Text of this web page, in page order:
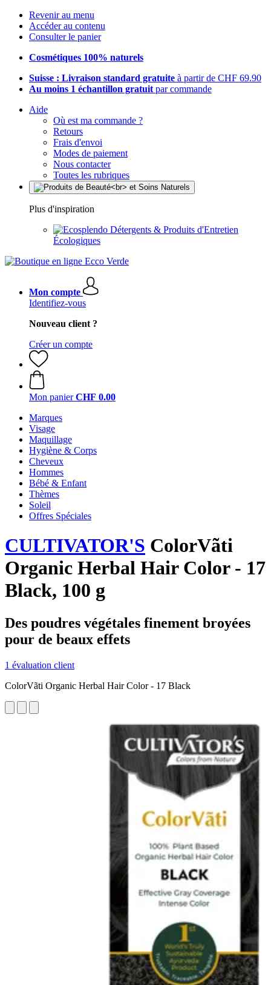
Revenir au menu
Accéder au contenu
Consulter le panier
Cosmétiques 100% naturels
Suisse : Livraison standard gratuite à partir de CHF 69.90
Au moins 1 échantillon gratuit par commande
Aide
Où est ma commande ?
Retours
Frais d'envoi
Modes de paiement
Nous contacter
Toutes les rubriques
Plus d'inspiration
Détergents & Produits d'Entretien
Écologiques
Mon compte
Identifiez-vous
Nouveau client ?
Créer un compte
Mon panier CHF 0.00
Marques
Visage
Maquillage
Hygiène & Corps
Cheveux
Hommes
Bébé & Enfant
Thèmes
Soleil
Offres Spéciales
CULTIVATOR'S ColorVãti
Organic Herbal Hair Color - 17
Black, 100 g
Des poudres végétales finement broyées
pour de beaux effets
1 évaluation client
ColorVãti Organic Herbal Hair Color - 17 Black